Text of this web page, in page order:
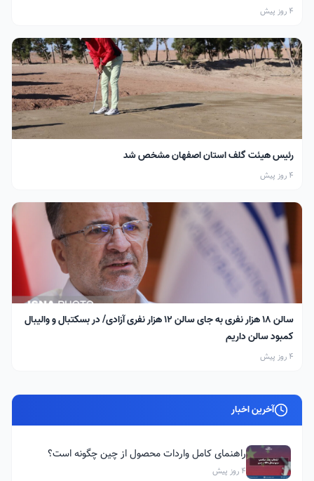
4 روز پیش
رئیس هیئت گلف استان اصفهان مشخص شد
4 روز پیش
سالن ۱۸ هزار نفری به جای سالن ۱۲ هزار نفری آزادی/ در بسکتبال و والیبال
کمبود سالن داریم
4 روز پیش
آخرین اخبار
راهنمای کامل واردات محصول از چین چگونه است؟
4 روز پیش